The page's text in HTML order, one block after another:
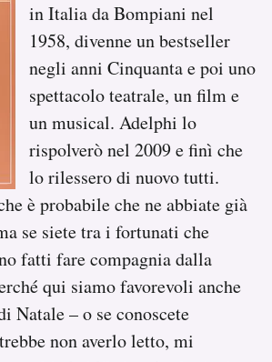
in Italia da Bompiani nel
1958, divenne un bestseller
negli anni Cinquanta e poi uno
spettacolo teatrale, un film e
un musical. Adelphi lo
rispolverò nel 2009 e finì che
lo rilessero di nuovo tutti.
è probabile che ne abbiate già
se siete tra i fortunati che
fatti fare compagnia dalla
qui siamo favorevoli anche
Natale – o se conoscete
non averlo letto, mi